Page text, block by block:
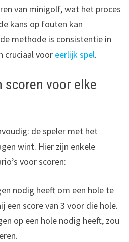
van minigolf, wat het proces
kans op fouten kan
methode is consistentie in
cruciaal voor eerlijk spel.
scoren voor elke
de speler met het
wint. Hier zijn enkele
voor scoren:
nodig heeft om een hole te
een score van 3 voor die hole.
op een hole nodig heeft, zou